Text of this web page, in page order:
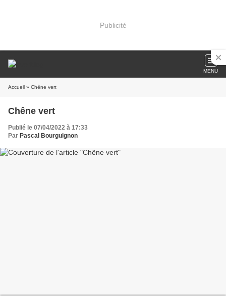
Publicité
MENU
Accueil » Chêne vert
Chêne vert
Publié le 07/04/2022 à 17:33
Par Pascal Bourguignon